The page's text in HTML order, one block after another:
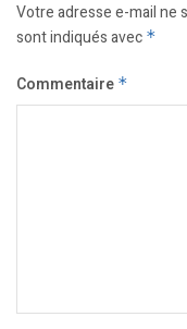
Votre adresse e-mail ne
sont indiqués avec *
Commentaire *